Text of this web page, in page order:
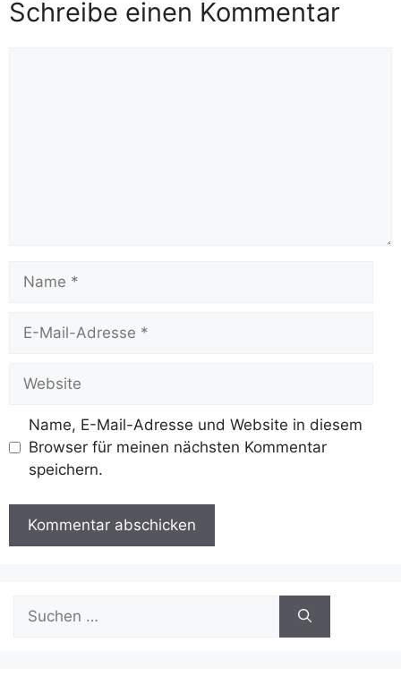
Schreibe einen Kommentar
Name
Website
Name, E-Mail-Adresse und Website in diesem
Browser für meinen nächsten Kommentar
speichern.
nach: